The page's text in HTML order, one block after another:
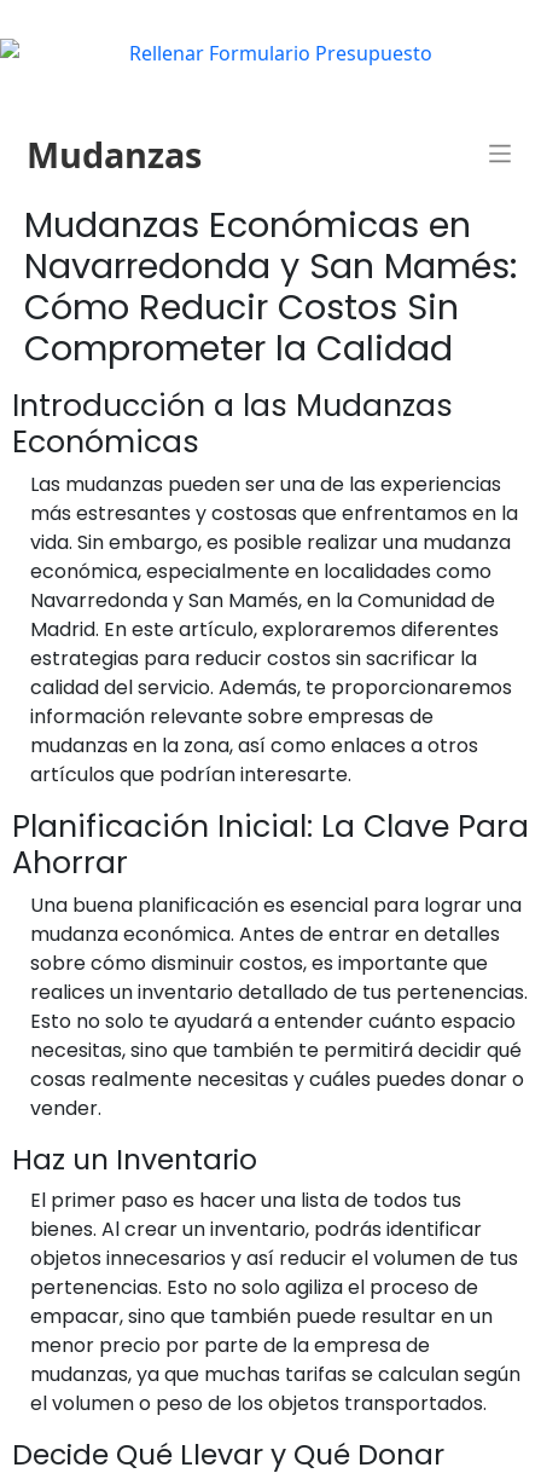
Mudanzas
Mudanzas Económicas en
Navarredonda y San Mamés:
Cómo Reducir Costos Sin
Comprometer la Calidad
Introducción a las Mudanzas
Económicas
Las mudanzas pueden ser una de las experiencias
más estresantes y costosas que enfrentamos en la
vida. Sin embargo, es posible realizar una mudanza
económica, especialmente en localidades como
Navarredonda y San Mamés, en la Comunidad de
Madrid. En este artículo, exploraremos diferentes
estrategias para reducir costos sin sacrificar la
calidad del servicio. Además, te proporcionaremos
información relevante sobre empresas de
mudanzas en la zona, así como enlaces a otros
artículos que podrían interesarte.
Planificación Inicial: La Clave Para
Ahorrar
Una buena planificación es esencial para lograr una
mudanza económica. Antes de entrar en detalles
sobre cómo disminuir costos, es importante que
realices un inventario detallado de tus pertenencias.
Esto no solo te ayudará a entender cuánto espacio
necesitas, sino que también te permitirá decidir qué
cosas realmente necesitas y cuáles puedes donar o
vender.
Haz un Inventario
El primer paso es hacer una lista de todos tus
bienes. Al crear un inventario, podrás identificar
objetos innecesarios y así reducir el volumen de tus
pertenencias. Esto no solo agiliza el proceso de
empacar, sino que también puede resultar en un
menor precio por parte de la empresa de
mudanzas, ya que muchas tarifas se calculan según
el volumen o peso de los objetos transportados.
Decide Qué Llevar y Qué Donar